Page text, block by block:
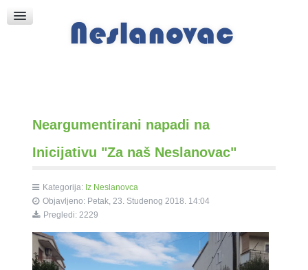
Crkva sv. Marka
Put k Bogu
Neargumentirani napadi na
Inicijativu "Za naš Neslanovac"
Kategorija: Iz Neslanovca
Objavljeno: Petak, 23. Studenog 2018. 14:04
Pregledi: 2229